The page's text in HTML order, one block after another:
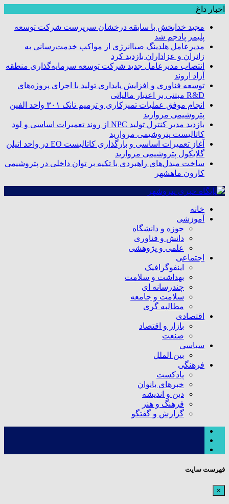
اخبار داغ
مجید خدابخش با سابقه درخشان سرپرست شرکت توسعه
پلیمر پادجم شد
مدیرعامل هلدینگ صباانرژی از مواکب خدمت‌رسانی به
زائران و عزاداران بازدید کرد
انتصاب مدیرعامل جدید شرکت توسعه سرمایه‌گذاری منطقه
آزاد اروند
توسعه فناوری و افزایش پایداری تولید با اجرای پروژه‌های
R&D مبتنی بر اعتبار مالیاتی
انجام موفق عملیات تمیزکاری و ترمیم تانک ۳۰۱ واحد الفین
پتروشیمی مروارید
بازدید مدیر کنترل تولید NPC از روند تعمیرات اساسی و لود
کاتالیست پتروشیمی مروارید
آغاز تعمیرات اساسی و بارگذاری کاتالیست EO در واحد اتیلن
گلایکول پتروشیمی مروارید
ساخت مبدل‌های راهبردی با تکیه بر توان داخلی در پتروشیمی
کارون ماهشهر
خانه
آموزشی
حوزه و دانشگاه
دانش و فناوری
علمی و پژوهشی
اجتماعی
اینفوگرافیک
بهداشت و سلامت
چندرسانه ای
سلامت و جامعه
مطالبه گری
اقتصادی
بازار و اقتصاد
صنعت
سیاسی
بین الملل
فرهنگی
پادکست
خبرهای بانوان
دین و اندیشه
فرهنگ و هنر
گزارش و گفتگو
فهرست سایت
×